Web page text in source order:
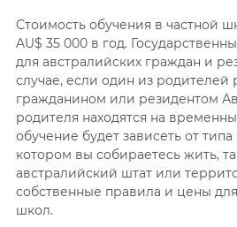
Стоимость обучения в частной
AU$ 35 000 в год.
для австралийских граждан и
случае, если один из родителей
гражданином или резидентом
родителя находятся на
обучение будет зависеть от
котором вы собираетесь жить,
австралийский штат или
собственные правила и цены
школ.